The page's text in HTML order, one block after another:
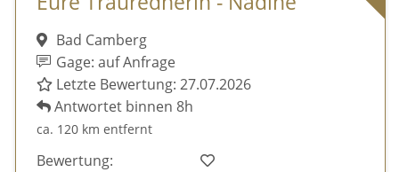
Bad Camberg
Gage: auf Anfrage
Letzte Bewertung: 27.07.2026
Antwortet binnen 8h
ca. 120 km entfernt
Bewertung: